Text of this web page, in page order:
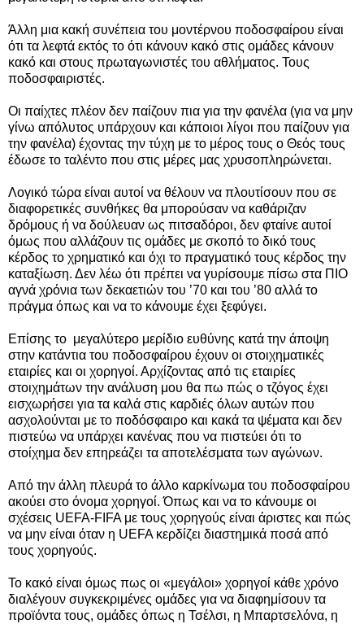
Άλλη μια κακή συνέπεια του μοντέρνου ποδοσφαίρου είναι
ότι τα λεφτά εκτός το ότι κάνουν κακό στις ομάδες κάνουν
κακό και στους πρωταγωνιστές του αθλήματος. Τους
ποδοσφαιριστές.
Οι παίχτες πλέον δεν παίζουν πια για την φανέλα (για να μην
γίνω απόλυτος υπάρχουν και κάποιοι λίγοι που παίζουν για
την φανέλα) έχοντας την τύχη με το μέρος τους ο Θεός τους
έδωσε το ταλέντο που στις μέρες μας χρυσοπληρώνεται.
Λογικό τώρα είναι αυτοί να θέλουν να πλουτίσουν που σε
διαφορετικές συνθήκες θα μπορούσαν να καθάριζαν
δρόμους ή να δούλευαν ως πιτσαδόροι, δεν φταίνε αυτοί
όμως που αλλάζουν τις ομάδες με σκοπό το δικό τους
κέρδος το χρηματικό και όχι το πραγματικό τους κέρδος την
καταξίωση. Δεν λέω ότι πρέπει να γυρίσουμε πίσω στα ΠΙΟ
αγνά χρόνια των δεκαετιών του ’70 και του ’80 αλλά το
πράγμα όπως και να το κάνουμε έχει ξεφύγει.
Επίσης το μεγαλύτερο μερίδιο ευθύνης κατά την άποψη
στην κατάντια του ποδοσφαίρου έχουν οι στοιχηματικές
εταιρίες και οι χορηγοί. Αρχίζοντας από τις εταιρίες
στοιχημάτων την ανάλυση μου θα πω πώς ο τζόγος έχει
εισχωρήσει για τα καλά στις καρδιές όλων αυτών που
ασχολούνται με το ποδόσφαιρο και κακά τα ψέματα και δεν
πιστεύω να υπάρχει κανένας που να πιστεύει ότι το
στοίχημα δεν επηρεάζει τα αποτελέσματα των αγώνων.
Από την άλλη πλευρά το άλλο καρκίνωμα του ποδοσφαίρου
ακούει στο όνομα χορηγοί. Όπως και να το κάνουμε οι
σχέσεις UEFA-FIFA με τους χορηγούς είναι άριστες και πώς
να μην είναι όταν η UEFA κερδίζει διαστημικά ποσά από
τους χορηγούς.
Το κακό είναι όμως πως οι «μεγάλοι» χορηγοί κάθε χρόνο
διαλέγουν συγκεκριμένες ομάδες για να διαφημίσουν τα
προϊόντα τους, ομάδες όπως η Τσέλσι, η Μπαρτσελόνα, η